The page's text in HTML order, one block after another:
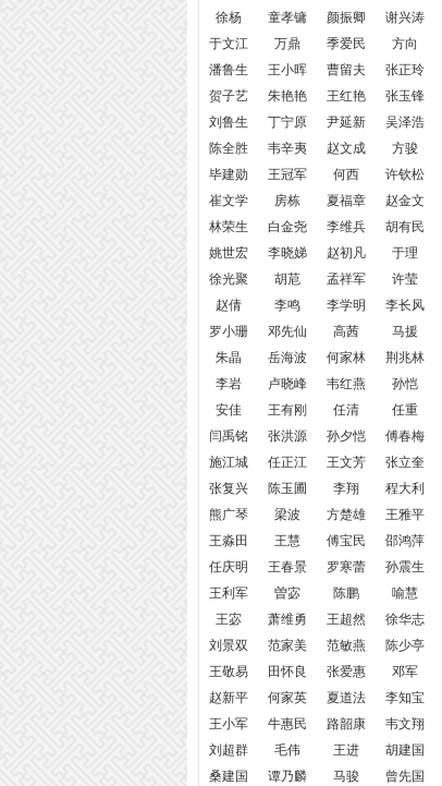
徐杨
童孝镛 颜振卿
谢兴涛
于文江
万鼎 季爱民
方向
潘鲁生
王小晖 曹留夫
张正玲
贺子艺
朱艳艳 王红艳
张玉锋
刘鲁生
丁宁原 尹延新
吴泽浩
陈全胜
韦辛夷 赵文成
方骏
毕建勋
王冠军 何西
许钦松
崔文学
房栋 夏福章
赵金文
林荣生
白金尧 李维兵
胡有民
姚世宏
李晓娣 赵初凡
于理
徐光聚
胡苨 孟祥军
许莹
赵倩
李鸣 李学明
李长风
罗小珊
邓先仙 高茜
马援
朱晶
岳海波 何家林
荆兆林
李岩
卢晓峰 韦红燕
孙恺
安佳
王有刚 任清
任重
闫禹铭
张洪源 孙夕恺
傅春梅
施江城
任正江 王文芳
张立奎
张复兴
陈玉圃 李翔
程大利
熊广琴
梁波 方楚雄
王雅平
王淼田
王慧 傅宝民
邵鸿萍
任庆明
王春景 罗寒蕾
孙震生
王利军
曽宓 陈鹏
喻慧
王宓
萧维勇 王超然
徐华志
刘景双
范家美 范敏燕
陈少亭
王敬易
田怀良 张爱惠
邓军
赵新平
何家英 夏道法
李知宝
王小军
牛惠民 路韶康
韦文翔
刘超群
毛伟 王进
胡建国
桑建国
谭乃麟 马骏
曾先国